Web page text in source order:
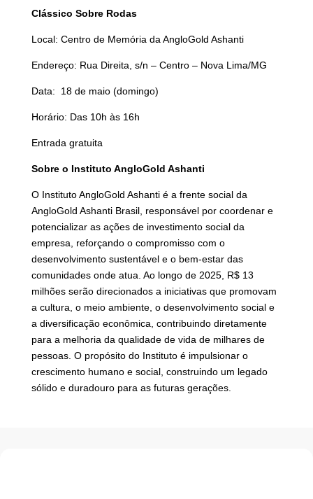
Clássico Sobre Rodas
Local: Centro de Memória da AngloGold Ashanti
Endereço: Rua Direita, s/n – Centro – Nova Lima/MG
Data: 18 de maio (domingo)
Horário: Das 10h às 16h
Entrada gratuita
Sobre o Instituto AngloGold Ashanti
O Instituto AngloGold Ashanti é a frente social da
AngloGold Ashanti Brasil, responsável por coordenar e
potencializar as ações de investimento social da
empresa, reforçando o compromisso com o
desenvolvimento sustentável e o bem-estar das
comunidades onde atua. Ao longo de 2025, R$ 13
milhões serão direcionados a iniciativas que promovam
a cultura, o meio ambiente, o desenvolvimento social e
a diversificação econômica, contribuindo diretamente
para a melhoria da qualidade de vida de milhares de
pessoas. O propósito do Instituto é impulsionar o
crescimento humano e social, construindo um legado
sólido e duradouro para as futuras gerações.